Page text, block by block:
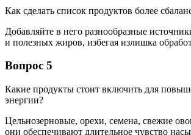
Как сделать список продуктов более
Добавляйте в него разнообразные
и полезных жиров, избегая излишка
Вопрос 5
Какие продукты стоит включить для
энергии?
Цельнозерновые, орехи, семена, свежие
они обеспечивают длительное чувство